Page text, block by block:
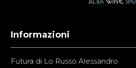
Informazioni
Futura di Lo Russo Alessandro